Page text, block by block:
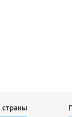
страны